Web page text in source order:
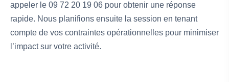
appeler le 09 72 20 19 06 pour obtenir une réponse
rapide. Nous planifions ensuite la session en tenant
compte de vos contraintes opérationnelles pour minimiser
l’impact sur votre activité.